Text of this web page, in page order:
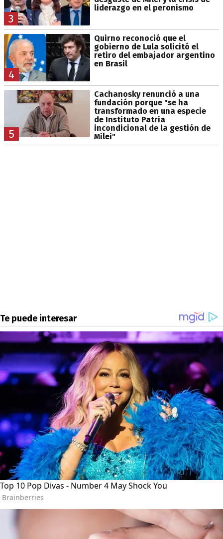
3
liderazgo en el peronismo
4
Quirno reconoció que el
gobierno de Lula solicitó el
retiro del embajador argentino
en Brasil
5
Cachanosky renunció a una
fundación porque "se ha
transformado en una especie
de Instituto Patria
incondicional de la gestión de
Milei"